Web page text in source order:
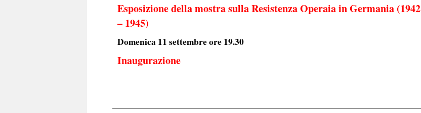
Esposizione della mostra sulla Resistenza Operaia in Germania (1942
– 1945)
Domenica 11 settembre ore 19.30
Inaugurazione